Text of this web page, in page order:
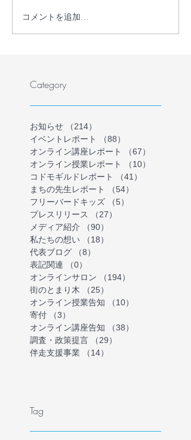
【プレスリリース】学校
に行かない・行けない子
コメントを追加…
Category
お知らせ （214）
イベントレポート
（88）
オンライン講座レポート
（67）
オンライン授業レポート
（10）
コドモギルドレポート
（41）
まちの先生レポート
（54）
フリーバードキッズ
（5）
プレスリリース
（27）
メディア紹介
（90）
私たちの想い
（18）
代表ブログ
（8）
表記関連
（0）
オンラインサロン
（194）
街のとまり木
（25）
オンライン授業告知
（10）
寄付
（3）
オンライン講座告知
（38）
調査・政策提言
（29）
伴走支援事業
（14）
Tag